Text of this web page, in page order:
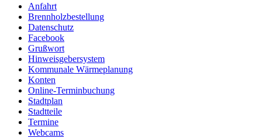
Anfahrt
Brennholzbestellung
Datenschutz
Facebook
Grußwort
Hinweisgebersystem
Kommunale Wärmeplanung
Konten
Online-Terminbuchung
Stadtplan
Stadtteile
Termine
Webcams